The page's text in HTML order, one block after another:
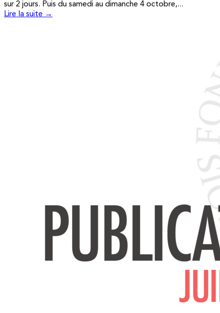
sur 2 jours. Puis du samedi au dimanche 4 octobre,...
Lire la suite →